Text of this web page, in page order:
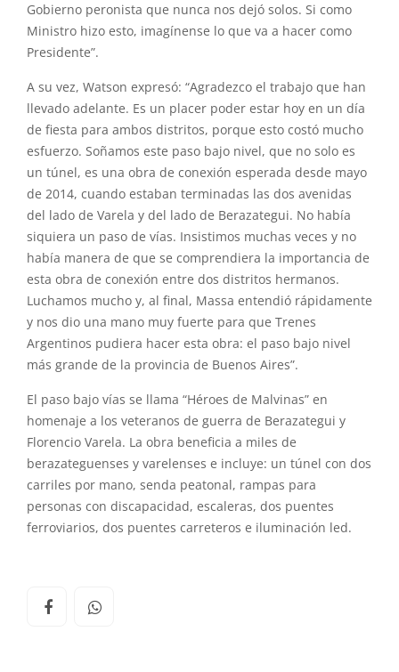
Gobierno peronista que nunca nos dejó solos. Si como
Ministro hizo esto, imagínense lo que va a hacer como
Presidente”.
A su vez, Watson expresó: “Agradezco el trabajo que han
llevado adelante. Es un placer poder estar hoy en un día
de fiesta para ambos distritos, porque esto costó mucho
esfuerzo. Soñamos este paso bajo nivel, que no solo es
un túnel, es una obra de conexión esperada desde mayo
de 2014, cuando estaban terminadas las dos avenidas
del lado de Varela y del lado de Berazategui. No había
siquiera un paso de vías. Insistimos muchas veces y no
había manera de que se comprendiera la importancia de
esta obra de conexión entre dos distritos hermanos.
Luchamos mucho y, al final, Massa entendió rápidamente
y nos dio una mano muy fuerte para que Trenes
Argentinos pudiera hacer esta obra: el paso bajo nivel
más grande de la provincia de Buenos Aires”.
El paso bajo vías se llama “Héroes de Malvinas” en
homenaje a los veteranos de guerra de Berazategui y
Florencio Varela. La obra beneficia a miles de
berazateguenses y varelenses e incluye: un túnel con dos
carriles por mano, senda peatonal, rampas para
personas con discapacidad, escaleras, dos puentes
ferroviarios, dos puentes carreteros e iluminación led.